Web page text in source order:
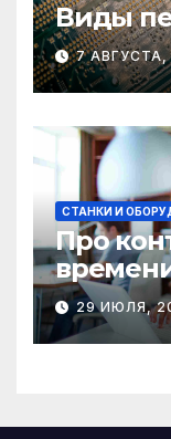
Виды
7
СТАНКИ И
Про
29 ИЮЛЯ,